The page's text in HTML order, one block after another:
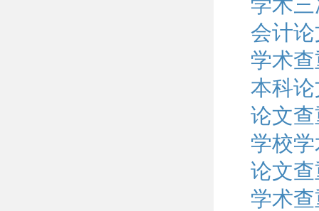
会计
学术
本科
论文
学校
论文
学术